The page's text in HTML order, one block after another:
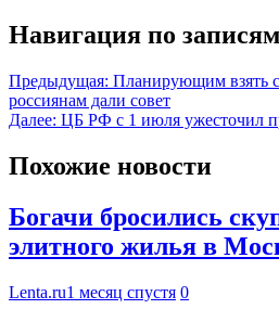
Навигация по записям
Предыдущая: Планирующим взять
россиянам дали совет
Далее: ЦБ РФ с 1 июля ужесточил
Похожие новости
Богачи бросились
элитного жилья в
Lenta.ru1 месяц спустя 0